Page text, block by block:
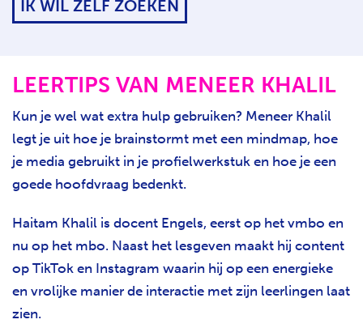
IK WIL ZELF ZOEKEN
LEERTIPS VAN MENEER KHALIL
Kun je wel wat extra hulp gebruiken? Meneer Khalil
legt je uit hoe je brainstormt met een mindmap, hoe
je media gebruikt in je profielwerkstuk en hoe je een
goede hoofdvraag bedenkt.
Haitam Khalil is docent Engels, eerst op het vmbo en
nu op het mbo. Naast het lesgeven maakt hij content
op TikTok en Instagram waarin hij op een energieke
en vrolijke manier de interactie met zijn leerlingen laat
zien.